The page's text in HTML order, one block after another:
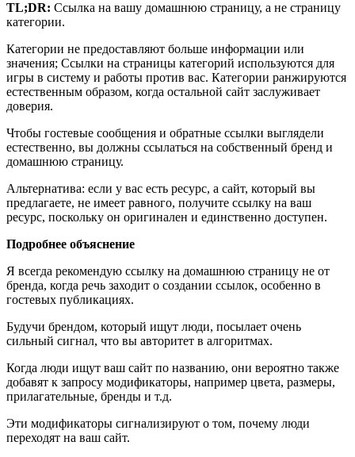
TL;DR: Ссылка на вашу домашнюю страницу, а не страницу
категории.
Категории не предоставляют больше информации или
значения; Ссылки на страницы категорий используются для
игры в систему и работы против вас. Категории ранжируются
естественным образом, когда остальной сайт заслуживает
доверия.
Чтобы гостевые сообщения и обратные ссылки выглядели
естественно, вы должны ссылаться на собственный бренд и
домашнюю страницу.
Альтернатива: если у вас есть ресурс, а сайт, который вы
предлагаете, не имеет равного, получите ссылку на ваш
ресурс, поскольку он оригинален и единственно доступен.
Подробнее объяснение
Я всегда рекомендую ссылку на домашнюю страницу не от
бренда, когда речь заходит о создании ссылок, особенно в
гостевых публикациях.
Будучи брендом, который ищут люди, посылает очень
сильный сигнал, что вы авторитет в алгоритмах.
Когда люди ищут ваш сайт по названию, они вероятно также
добавят к запросу модификаторы, например цвета, размеры,
прилагательные, бренды и т.д.
Эти модификаторы сигнализируют о том, почему люди
переходят на ваш сайт.